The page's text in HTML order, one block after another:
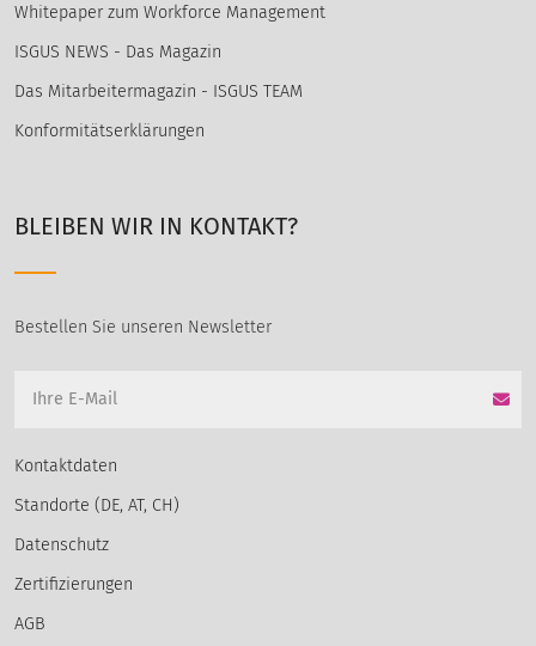
Whitepaper zum Workforce Management
ISGUS NEWS - Das Magazin
Das Mitarbeitermagazin - ISGUS TEAM
Konformitätserklärungen
BLEIBEN WIR IN KONTAKT?
Bestellen Sie unseren Newsletter
Kontaktdaten
Standorte (DE, AT, CH)
Datenschutz
Zertifizierungen
AGB